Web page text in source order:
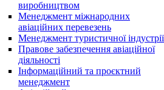
виробництвом
Менеджмент міжнародних
авіаційних перевезень
Менеджмент туристичної індустрії
Правове забезпечення авіаційної
діяльності
Інформаційний та проєктний
менеджмент